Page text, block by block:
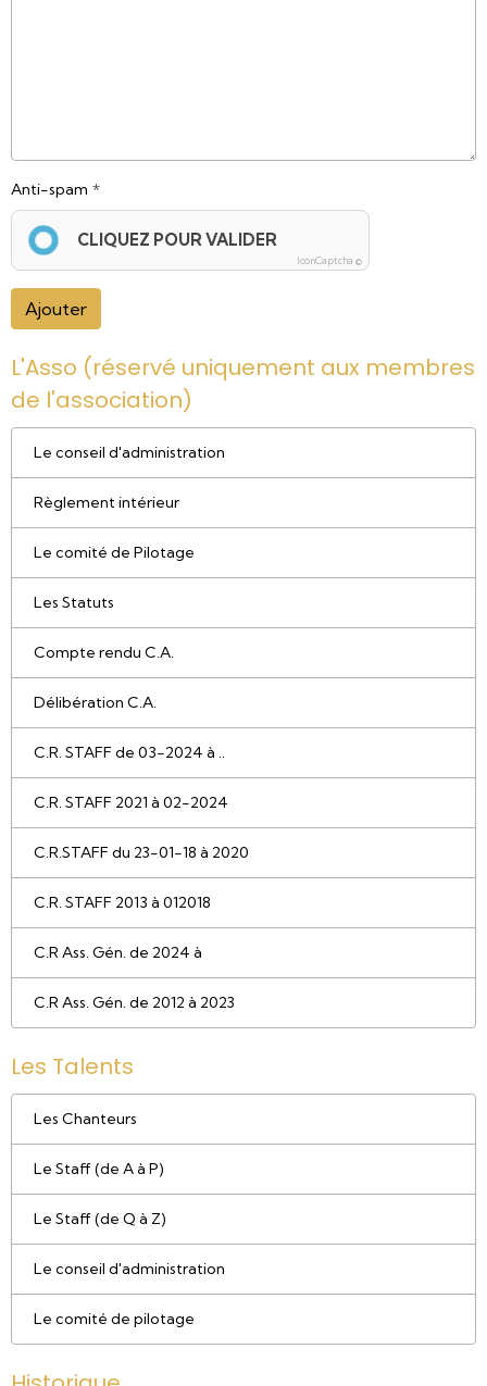
Anti-spam
CLIQUEZ POUR VALIDER
IconCaptcha ©
Ajouter
L'Asso (réservé uniquement aux membres
de l'association)
Le conseil d'administration
Règlement intérieur
Le comité de Pilotage
Les Statuts
Compte rendu C.A.
Délibération C.A.
C.R. STAFF de 03-2024 à ..
C.R. STAFF 2021 à 02-2024
C.R.STAFF du 23-01-18 à 2020
C.R. STAFF 2013 à 012018
C.R Ass. Gén. de 2024 à
C.R Ass. Gén. de 2012 à 2023
Les Talents
Les Chanteurs
Le Staff (de A à P)
Le Staff (de Q à Z)
Le conseil d'administration
Le comité de pilotage